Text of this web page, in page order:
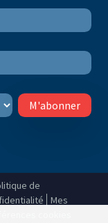
M'abonner
de
Mes